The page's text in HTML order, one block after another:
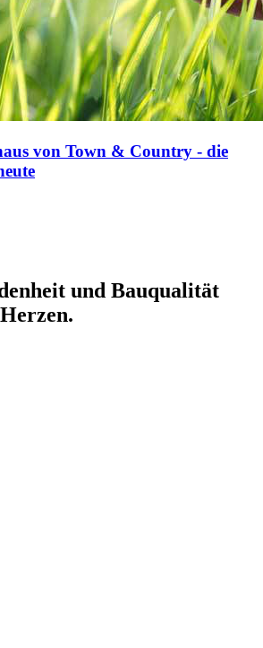
von Town & Country - die
und Bauqualität